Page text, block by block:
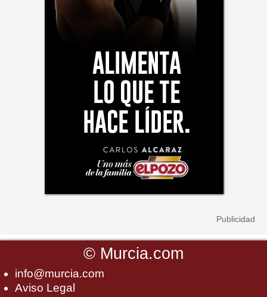
© Murcia.com
info@murcia.com
Aviso Legal